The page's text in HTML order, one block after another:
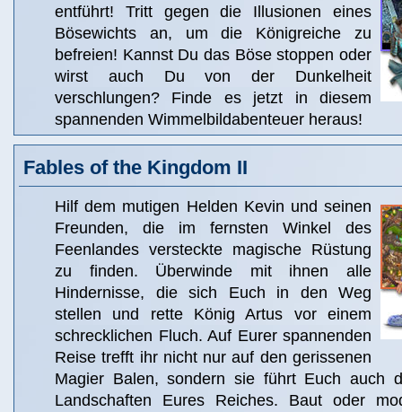
entführt! Tritt gegen die Illusionen eines
Bösewichts an, um die Königreiche zu
befreien! Kannst Du das Böse stoppen oder
wirst auch Du von der Dunkelheit
verschlungen? Finde es jetzt in diesem
spannenden Wimmelbildabenteuer heraus!
Fables of the Kingdom II
Hilf dem mutigen Helden Kevin und seinen
Freunden, die im fernsten Winkel des
Feenlandes versteckte magische Rüstung
zu finden. Überwinde mit ihnen alle
Hindernisse, die sich Euch in den Weg
stellen und rette König Artus vor einem
schrecklichen Fluch. Auf Eurer spannenden
Reise trefft ihr nicht nur auf den gerissenen
Magier Balen, sondern sie führt Euch auch
Landschaften Eures Reiches. Baut oder